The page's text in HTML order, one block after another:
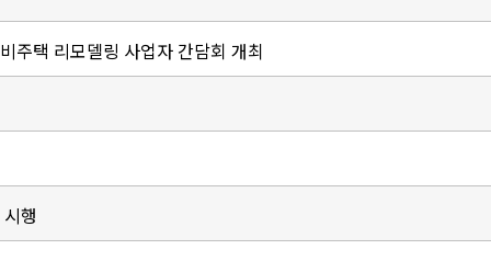
주택 리모델링 사업자 간담회 개최
행